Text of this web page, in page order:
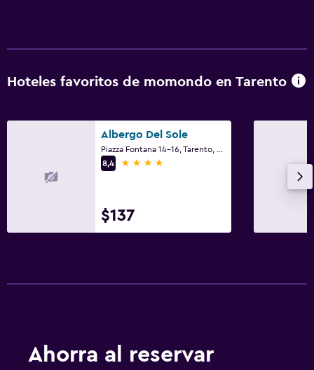
Hoteles favoritos de momondo en Tarento
Albergo Del Sole
8,4
4 estrellas
$137
Ahorra al reservar